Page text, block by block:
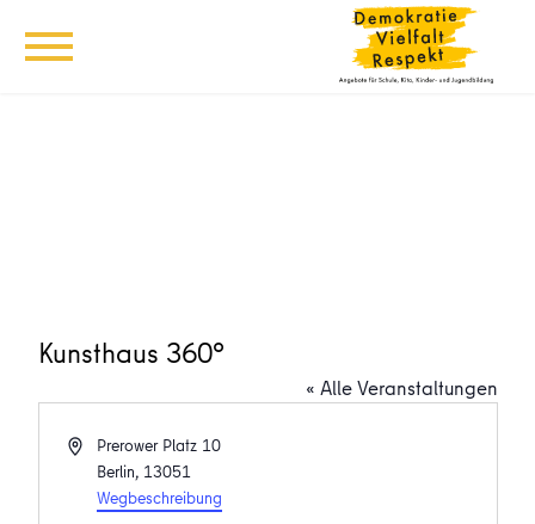
Kunsthaus 360°
« Alle Veranstaltungen
AdressePrerower Platz 10
Berlin, 13051
Wegbeschreibung